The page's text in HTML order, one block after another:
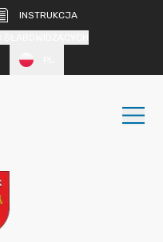
INSTRUKCJA